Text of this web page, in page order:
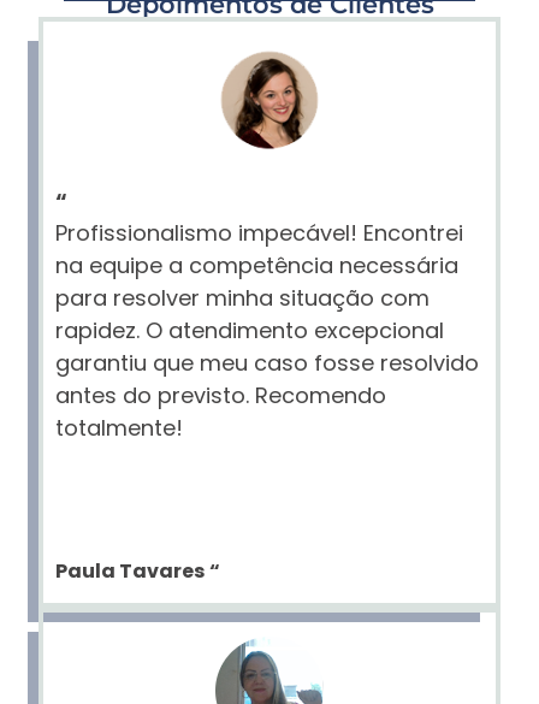
“
Profissionalismo impecável! Encontrei
na equipe a competência necessária
para resolver minha situação com
rapidez. O atendimento excepcional
garantiu que meu caso fosse resolvido
antes do previsto. Recomendo
totalmente!
Paula Tavares“